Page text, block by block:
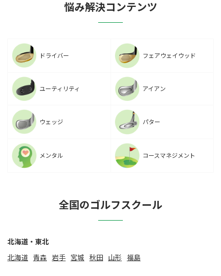
悩み解決コンテンツ
ドライバー フェアウェイウッド
ユーティリティ アイアン
ウェッジ パター
メンタル コースマネジメント
全国のゴルフスクール
北海道・東北
北海道 ⻘森 岩手 宮城 秋田 山形 福島